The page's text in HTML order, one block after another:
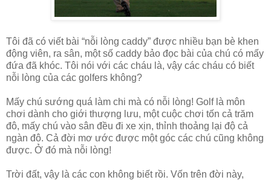
Tôi đã có viết bài “nỗi lòng caddy” được nhiều bạn bè khen
động viên, ra sân, một số caddy bảo đọc bài của chú có mấy
đứa đã khóc. Tôi nói với các cháu là, vậy các cháu có biết
nỗi lòng của các golfers không?
Mấy chú sướng quá làm chi mà có nỗi lòng! Golf là môn
chơi dành cho giới thượng lưu, một cuộc chơi tốn cả trăm
đô, mấy chú vào sân đều đi xe xịn, thỉnh thoảng lại độ cả
ngàn đô. Cả đời mơ ước được một góc các chú cũng không
được. Ở đó mà nỗi lòng!
Trời đất, vậy là các con không biết rồi. Vốn trên đời này,